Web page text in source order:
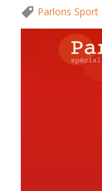
Parlons Sport